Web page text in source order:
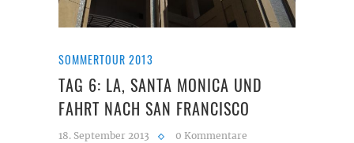
SOMMERTOUR 2013
TAG 6: LA, SANTA MONICA UND
FAHRT NACH SAN FRANCISCO
18. September 2013 0 Kommentare